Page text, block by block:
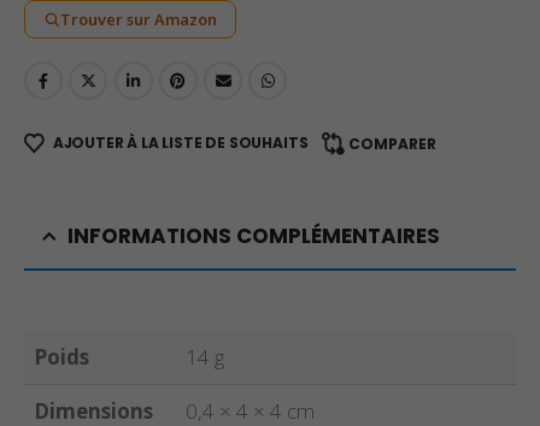
Trouver sur Amazon
AJOUTER À LA LISTE DE SOUHAITS COMPARER
INFORMATIONS COMPLÉMENTAIRES
Poids
14 g
Dimensions
0,4 × 4 × 4 cm